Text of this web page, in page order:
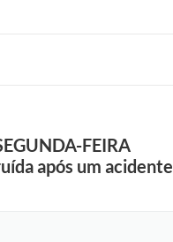
FEIRA
após um acidente